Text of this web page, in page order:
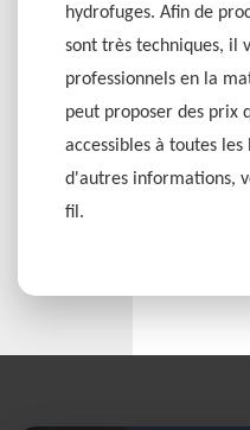
hydrofuges. Afin de
sont très techniques, il
professionnels en la
peut proposer des prix
accessibles à toutes les
d'autres informations,
fil.